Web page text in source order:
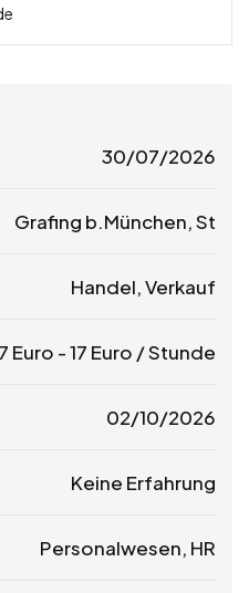
30/07/2026
Grafing b.München, St
Handel, Verkauf
Euro -17 Euro / Stunde
02/10/2026
Keine Erfahrung
Personalwesen, HR